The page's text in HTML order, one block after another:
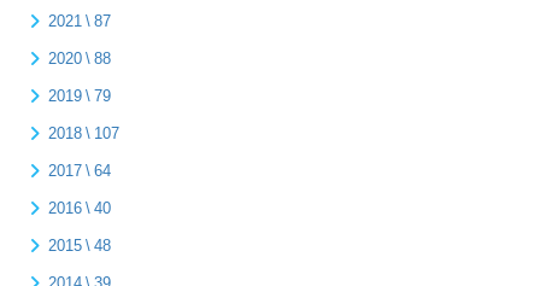
2021 \ 87
2020 \ 88
2019 \ 79
2018 \ 107
2017 \ 64
2016 \ 40
2015 \ 48